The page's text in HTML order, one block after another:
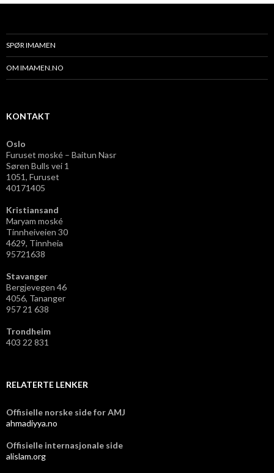
SPØR IMAMEN
OM IMAMEN.NO
KONTAKT
Oslo
Furuset moské – Baitun Nasr
Søren Bulls vei 1
1051, Furuset
40171405
Kristiansand
Maryam moské
Tinnheiveien 30
4629, Tinnheia
95721638
Stavanger
Bergjevegen 46
4056, Tananger
957 21 638
Trondheim
403 22 831
RELATERTE LENKER
Offisielle norske side for AMJ
ahmadiyya.no
Offisielle internasjonale side
alislam.org